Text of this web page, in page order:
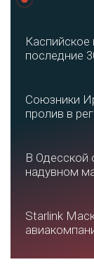
Каспийское
последние
Союзники
пролив в
В Одесской
надувном
Starlink